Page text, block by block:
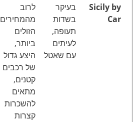
Sicily by
Car
בעיקר
בשדות
תעופה,
לעיתים
עם שאטל
לרוב
מהמחירים
הזולים
ביותר,
היצע גדול
של רכבים
קטנים,
מתאים
להשכרות
קצרות